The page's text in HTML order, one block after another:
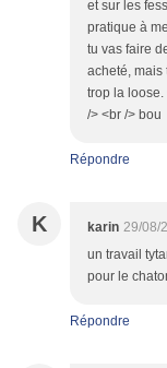
et sur les
pratique à
tu vas faire
acheté, mais
trop la loose.
/> <br /> bou
Répondre
K karin 29/08/
un travail
pour le
Répondre